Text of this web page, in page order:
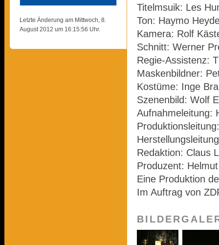
Letzte Änderung am Mittwoch, 8.
August 2012 um 16:15:56 Uhr.
Titelmsuik: Les
Ton: Haymo
Kamera: Rolf
Schnitt: Werner
Regie-Assistenz:
Maskenbildner:
Kostüme: Inge
Szenenbild: Wolf
Aufnahmeleitung:
Redaktion: Claus
Produzent:
Eine Produktion
Im Auftrag von